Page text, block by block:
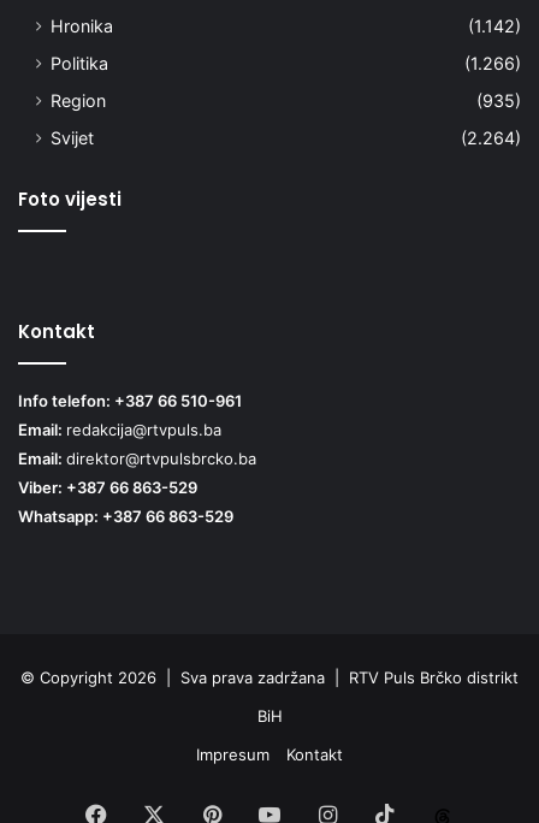
Hronika
(1.142)
Politika
(1.266)
Region
(935)
Svijet
(2.264)
Foto vijesti
Kontakt
Info telefon: +387 66 510-961
Email: redakcija@rtvpuls.ba
Email: direktor@rtvpulsbrcko.ba
Viber: +387 66 863-529
Whatsapp: +387 66 863-529
© Copyright 2026 | Sva prava zadržana | RTV Puls Brčko distrikt
BiH
Impresum
Kontakt
Facebook PinterestYouTubeInstagram
TikTok